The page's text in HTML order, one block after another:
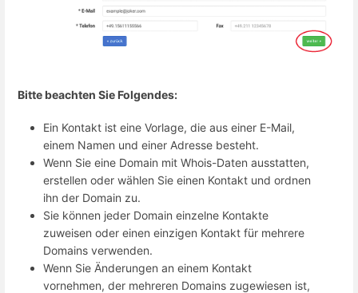
Bitte beachten Sie Folgendes:
Ein Kontakt ist eine Vorlage, die aus einer E-Mail,
einem Namen und einer Adresse besteht.
Wenn Sie eine Domain mit Whois-Daten ausstatten,
erstellen oder wählen Sie einen Kontakt und ordnen
ihn der Domain zu.
Sie können jeder Domain einzelne Kontakte
zuweisen oder einen einzigen Kontakt für mehrere
Domains verwenden.
Wenn Sie Änderungen an einem Kontakt
vornehmen, der mehreren Domains zugewiesen ist,